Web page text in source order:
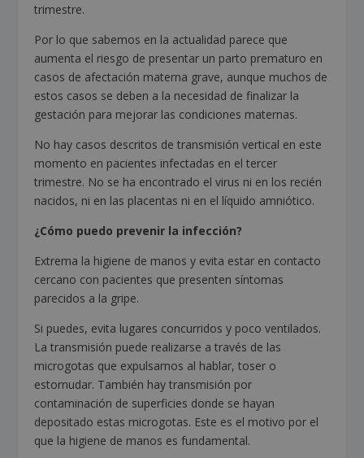
trimestre.
Por lo que sabemos en la actualidad parece que
aumenta el riesgo de presentar un parto prematuro en
casos de afectación materna grave, aunque muchos de
estos casos se deben a la necesidad de finalizar la
gestación para mejorar las condiciones maternas.
No hay casos descritos de transmisión vertical en este
momento en pacientes infectadas en el tercer
trimestre. No se ha encontrado el virus ni en los recién
nacidos, ni en las placentas ni en el líquido amniótico.
¿Cómo puedo prevenir la infección?
Extrema la higiene de manos y evita estar en contacto
cercano con pacientes que presenten síntomas
parecidos a la gripe.
Si puedes, evita lugares concurridos y poco ventilados.
La transmisión puede realizarse a través de las
microgotas que expulsamos al hablar, toser o
estornudar. También hay transmisión por
contaminación de superficies donde se hayan
depositado estas microgotas. Este es el motivo por el
que la higiene de manos es fundamental.